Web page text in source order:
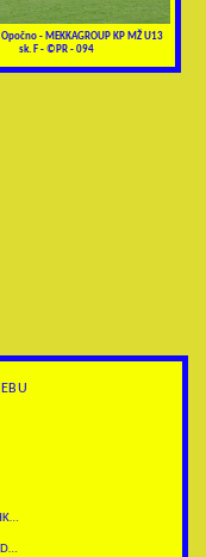
- MEKKAGROUP KP MŽ U13
sk. F - ©PR - 094